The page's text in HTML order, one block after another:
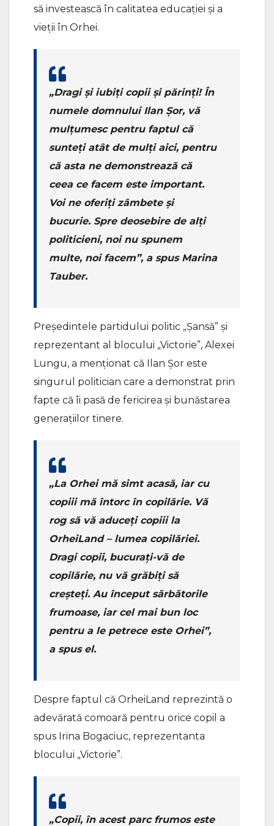
să investească în calitatea educației și a
vieții în Orhei.
„Dragi și iubiți copii și părinți! În
numele domnului Ilan Șor, vă
mulțumesc pentru faptul că
sunteți atât de mulți aici, pentru
că asta ne demonstrează că
ceea ce facem este important.
Voi ne oferiți zâmbete și
bucurie. Spre deosebire de alți
politicieni, noi nu spunem
multe, noi facem”, a spus Marina
Tauber.
Președintele partidului politic „Șansă” și
reprezentant al blocului „Victorie”, Alexei
Lungu, a menționat că Ilan Șor este
singurul politician care a demonstrat prin
fapte că îi pasă de fericirea și bunăstarea
generațiilor tinere.
„La Orhei mă simt acasă, iar cu
copiii mă întorc în copilărie. Vă
rog să vă aduceți copiii la
OrheiLand – lumea copilăriei.
Dragi copii, bucurați-vă de
copilărie, nu vă grăbiți să
creșteți. Au început sărbătorile
frumoase, iar cel mai bun loc
pentru a le petrece este Orhei”,
a spus el.
Despre faptul că OrheiLand reprezintă o
adevărată comoară pentru orice copil a
spus Irina Bogaciuc, reprezentanta
blocului „Victorie”.
„Copii, în acest parc frumos este